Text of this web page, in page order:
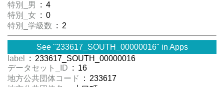
特別_男
: 4
特別_女 : 0
特別_学級数 : 2
See "233617_SOUTH_00000016" in Apps
label
: 233617_SOUTH_00000016
データセット_ID : 16
地方公共団体コード
: 233617